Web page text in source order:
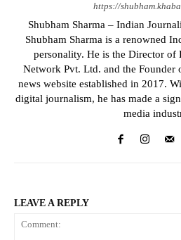
https://
Shubham Sharma – Indian
Shubham Sharma is a renowned
personality. He is the Director of
Network Pvt. Ltd. and the Founder
news website established in 2017.
digital journalism, he has made a
media
LEAVE A REPLY